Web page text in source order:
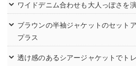
ワイドデニム合わせも大人っぽさを
ブラウンの半袖ジャケットのセット
プラス
透け感のあるシアージャケットでト